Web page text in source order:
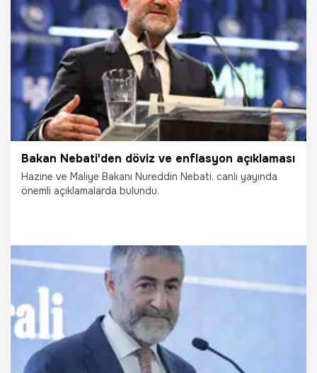
7.05.2023 Ekonomi
Bakan Nebati'den döviz ve enflasyon açıklaması
Hazine ve Maliye Bakanı Nureddin Nebati, canlı yayında
önemli açıklamalarda bulundu.
6.05.2023 Ekonomi